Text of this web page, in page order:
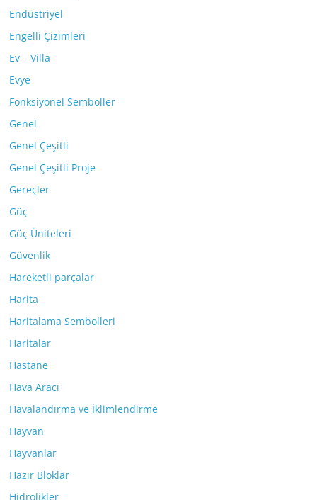
Endüstriyel
Engelli Çizimleri
Ev – Villa
Evye
Fonksiyonel Semboller
Genel
Genel Çeşitli
Genel Çeşitli Proje
Gereçler
Güç
Güç Üniteleri
Güvenlik
Hareketli parçalar
Harita
Haritalama Sembolleri
Haritalar
Hastane
Hava Aracı
Havalandırma ve İklimlendirme
Hayvan
Hayvanlar
Hazır Bloklar
Hidrolikler